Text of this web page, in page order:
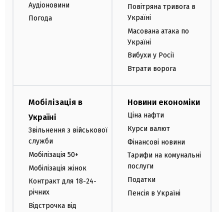
Аудіоновини
Погода
Повітряна тривога в
Україні
Масована атака по
Україні
Вибухи у Росії
Втрати ворога
Мобілізація в
Україні
Звільнення з військової
служби
Мобілізація 50+
Мобілізація жінок
Контракт для 18-24-
річних
Відстрочка від
Новини економіки
Ціна нафти
Курси валют
Фінансові новини
Тарифи на комунальні
послуги
Податки
Пенсія в Україні